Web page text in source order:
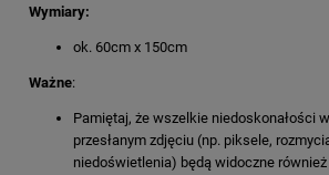
Wymiary:
ok. 60cm x 150cm
Ważne:
Pamiętaj, że wszelkie niedoskonałości
przesłanym zdjęciu (np. piksele,
niedoświetlenia) będą widoczne